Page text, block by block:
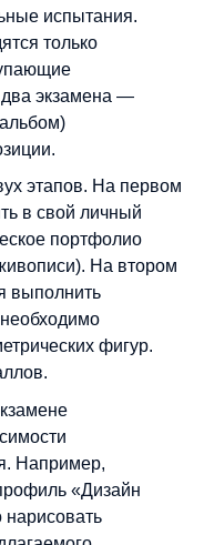
испытания.
только
экзамена —
этапов. На первом
в свой личный
портфолио
На втором
выполнить
фигур.
Например,
«Дизайн
нарисовать